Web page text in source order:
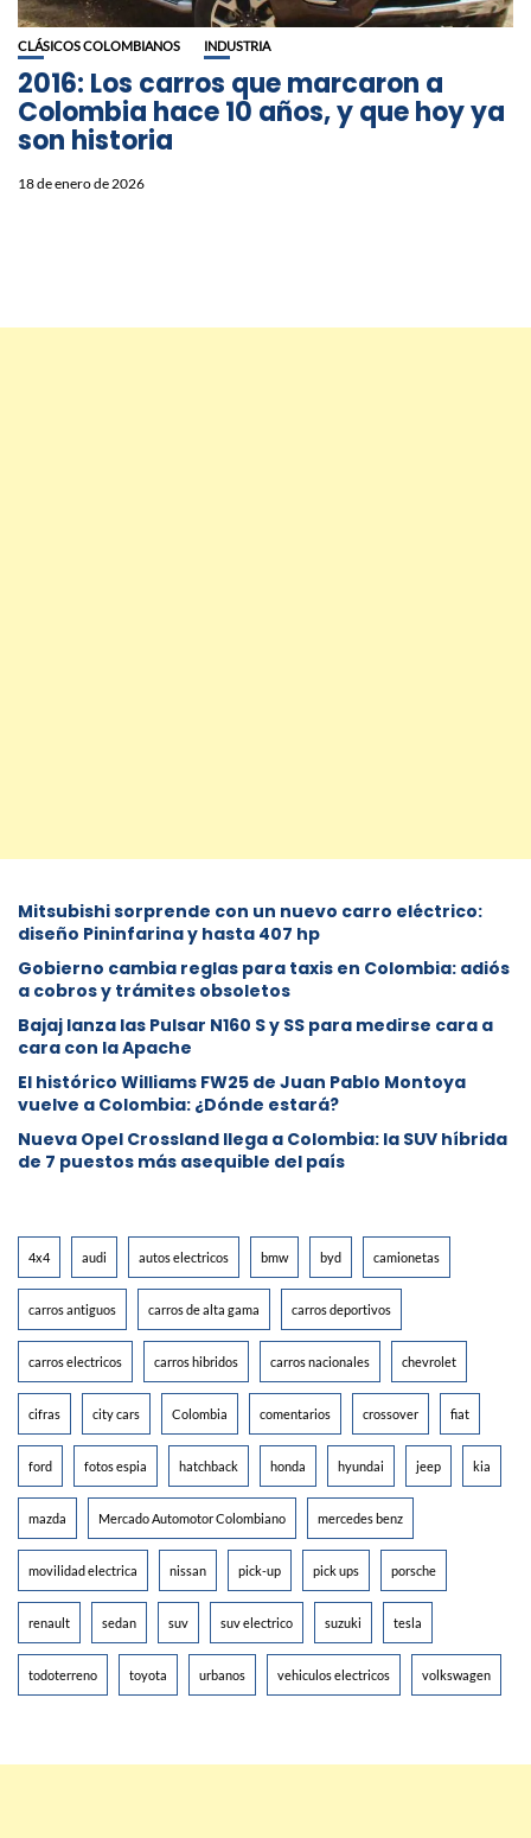
CLÁSICOS COLOMBIANOS INDUSTRIA
2016: Los carros que marcaron a
Colombia hace 10 años, y que hoy ya
son historia
18 de enero de 2026
Mitsubishi sorprende con un nuevo carro eléctrico:
diseño Pininfarina y hasta 407 hp
Gobierno cambia reglas para taxis en Colombia: adiós
a cobros y trámites obsoletos
Bajaj lanza las Pulsar N160 S y SS para medirse cara a
cara con la Apache
El histórico Williams FW25 de Juan Pablo Montoya
vuelve a Colombia: ¿Dónde estará?
Nueva Opel Crossland llega a Colombia: la SUV híbrida
de 7 puestos más asequible del país
4x4 audi autos electricos bmw byd camionetas
carros antiguos carros de alta gama carros deportivos
carros electricos carros hibridos carros nacionales chevrolet
cifras city cars Colombia comentarios crossover fiat
ford fotos espia hatchback honda hyundai jeep kia
mazda Mercado Automotor Colombiano mercedes benz
movilidad electrica nissan pick-up pick ups porsche
renault sedan suv suv electrico suzuki tesla
todoterreno toyota urbanos vehiculos electricos volkswagen